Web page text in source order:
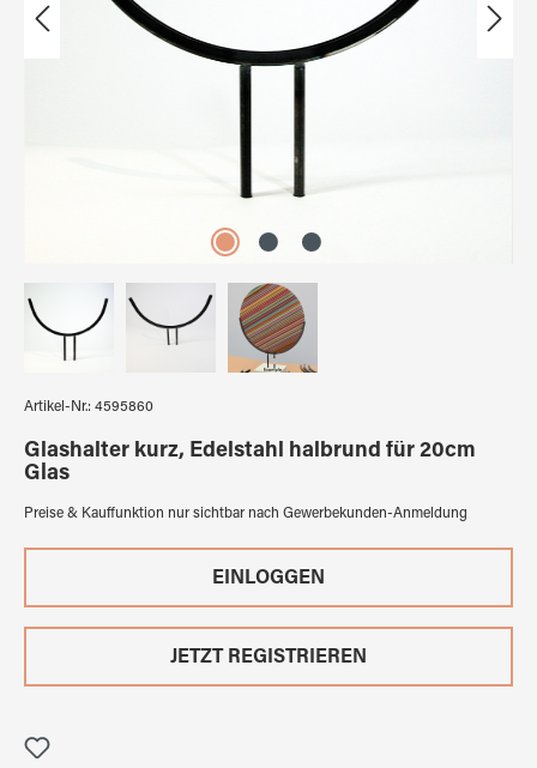
Artikel-Nr.: 4595860
Glashalter kurz, Edelstahl halbrund für 20cm
Glas
Preise & Kauffunktion nur sichtbar nach Gewerbekunden-Anmeldung
EINLOGGEN
JETZT REGISTRIEREN